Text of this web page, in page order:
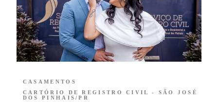
CASAMENTOS
CARTÓRIO DE REGISTRO CIVIL - SÃO JOSÉ
DOS PINHAIS/PR